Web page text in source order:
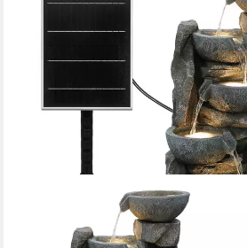
Gartenbrunnen Gresta, mit LED
cm, Polyresin, schwarz, 40,5 cm Breite,